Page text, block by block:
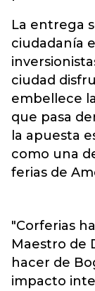
La entrega
ciudadanía
ciudad
embellece
que pasa
la apuesta
como una
ferias de
"Corferias
Maestro de
hacer de
impacto